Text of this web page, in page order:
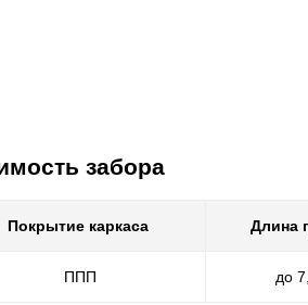
забора
Покрытие каркаса Длина
ППП до